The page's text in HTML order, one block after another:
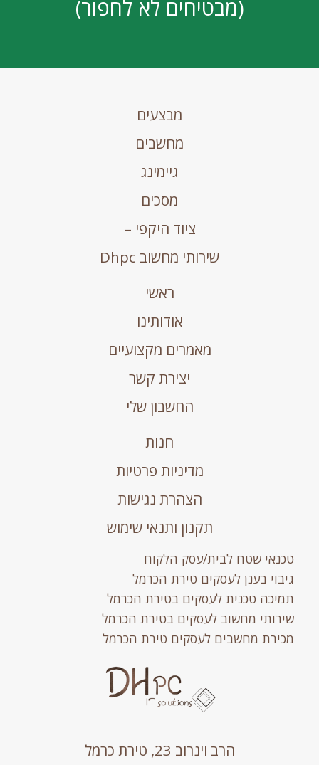
(מבטיחים לא לחפור)
מבצעים
מחשבים
גיימינג
מסכים
ציוד היקפי –
שירותי מחשוב Dhpc
ראשי
אודותינו
מאמרים מקצועיים
יצירת קשר
החשבון שלי
חנות
מדיניות פרטיות
הצהרת נגישות
תקנון ותנאי שימוש
טכנאי שטח לבית/עסק הלקוח
גיבוי בענן לעסקים טירת הכרמל
תמיכה טכנית לעסקים בטירת הכרמל
שירותי מחשוב לעסקים בטירת הכרמל
מכירת מחשבים לעסקים טירת הכרמל
הרב וינרוב 23, טירת כרמל